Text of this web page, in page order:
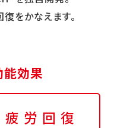
をかなえます。
効果
疲労回復